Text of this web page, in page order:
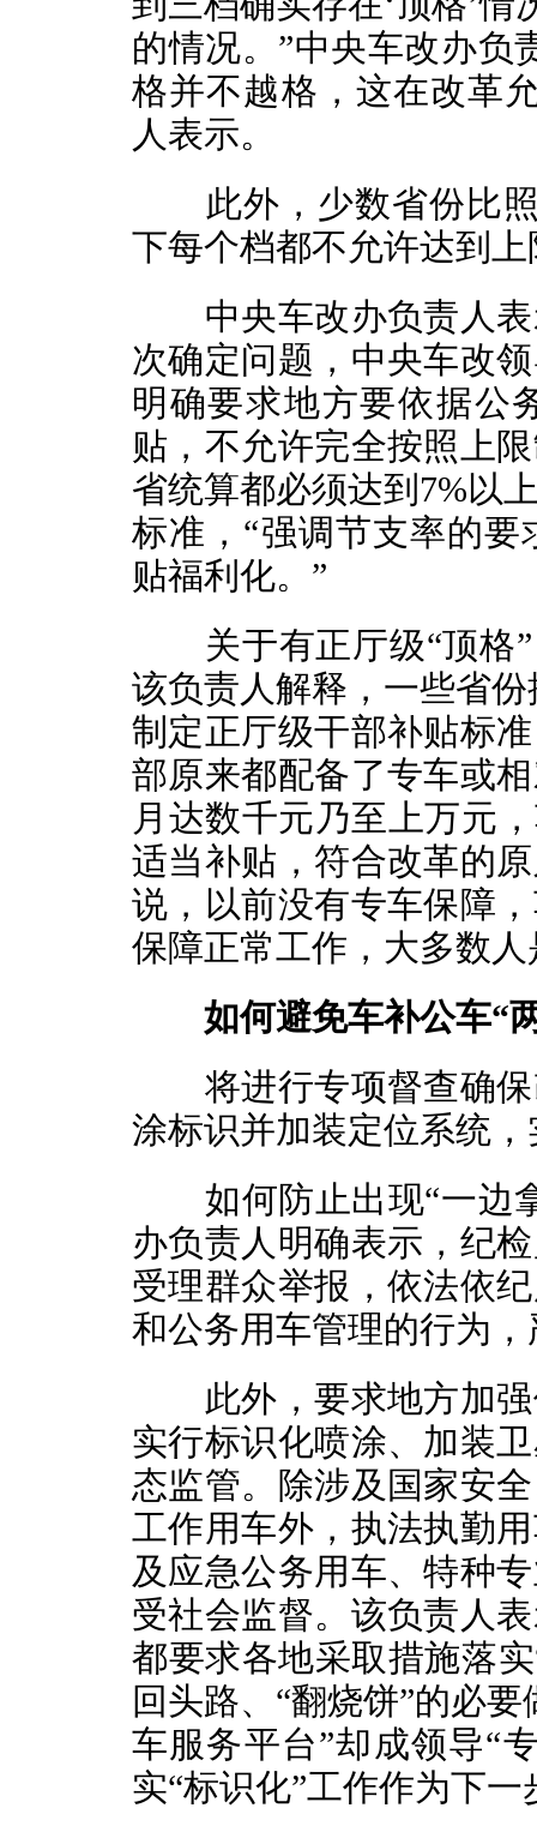
的情况。”中央车改办负
格并不越格，这在改革
人表示。
此外，少数省份比照
下每个档都不允许达到
中央车改办负责人表
次确定问题，中央车改
明确要求地方要依据公
贴，不允许完全按照上
省统算都必须达到7%以
标准，“强调节支率的
贴福利化。”
关于有正厅级“顶格”
该负责人解释，一些省
制定正厅级干部补贴标
部原来都配备了专车或
月达数千元乃至上万元
适当补贴，符合改革的
说，以前没有专车保障
保障正常工作，大多数
如何避免车补公车“
将进行专项督查确保
涂标识并加装定位系统
如何防止出现“一边拿
办负责人明确表示，纪
受理群众举报，依法依
和公务用车管理的行为
此外，要求地方加强
实行标识化喷涂、加装
态监管。除涉及国家安
工作用车外，执法执勤
及应急公务用车、特种
受社会监督。该负责人
都要求各地采取措施落
回头路、“翻烧饼”的必
车服务平台”却成领导“
实“标识化”工作作为下